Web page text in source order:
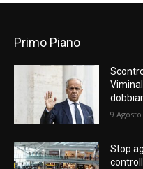
Primo Piano
9 Agosto
Stop